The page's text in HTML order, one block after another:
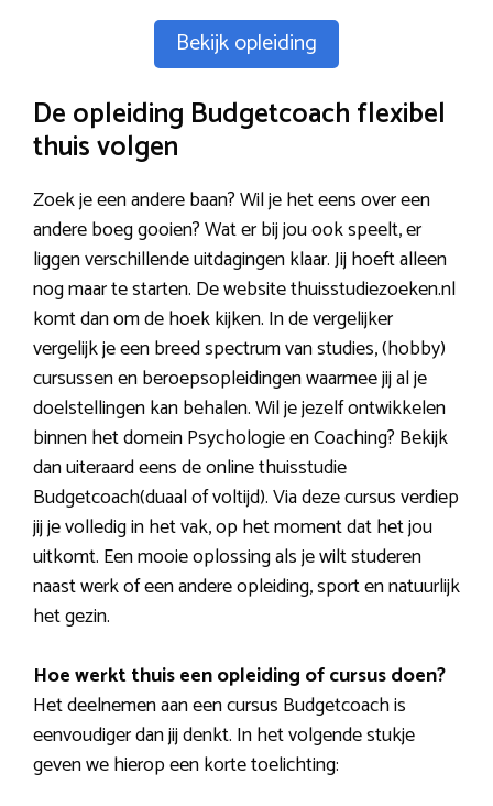
Bekijk opleiding
De opleiding Budgetcoach flexibel
thuis volgen
Zoek je een andere baan? Wil je het eens over een
andere boeg gooien? Wat er bij jou ook speelt, er
liggen verschillende uitdagingen klaar. Jij hoeft alleen
nog maar te starten. De website thuisstudiezoeken.nl
komt dan om de hoek kijken. In de vergelijker
vergelijk je een breed spectrum van studies, (hobby)
cursussen en beroepsopleidingen waarmee jij al je
doelstellingen kan behalen. Wil je jezelf ontwikkelen
binnen het domein Psychologie en Coaching? Bekijk
dan uiteraard eens de online thuisstudie
Budgetcoach(duaal of voltijd). Via deze cursus verdiep
jij je volledig in het vak, op het moment dat het jou
uitkomt. Een mooie oplossing als je wilt studeren
naast werk of een andere opleiding, sport en natuurlijk
het gezin.
Hoe werkt thuis een opleiding of cursus doen?
Het deelnemen aan een cursus Budgetcoach is
eenvoudiger dan jij denkt. In het volgende stukje
geven we hierop een korte toelichting: